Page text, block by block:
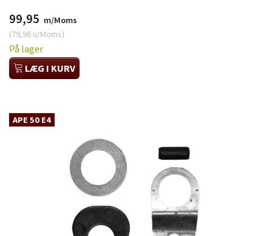
99,95 m/Moms
(79,96 u/Moms)
På lager
LÆG I KURV
APE 50 E4